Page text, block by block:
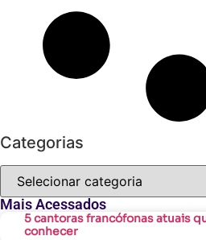
Categorias
Mais Acessados
5 cantoras francófonas atuais
conhecer